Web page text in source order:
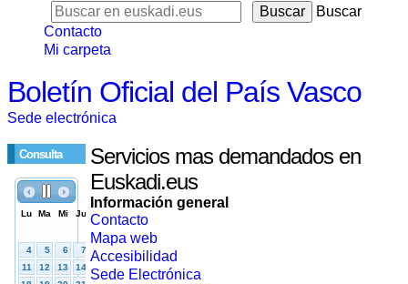
Buscar
Contacto
Mi carpeta
Boletín Oficial del País Vasco
Sede electrónica
Consulta
Servicios mas demandados en
Euskadi.eus
Información general
Contacto
Mapa web
Accesibilidad
Sede Electrónica